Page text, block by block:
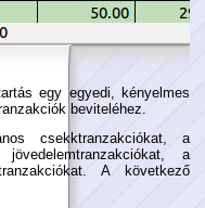
egy egyedi, kényelmes
beviteléhez.
csekktranzakciókat, a
a
A következő